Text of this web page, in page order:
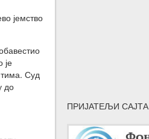
јемство
је
тима. Суд
до
ПРИЈАТЕЉИ САЈТА